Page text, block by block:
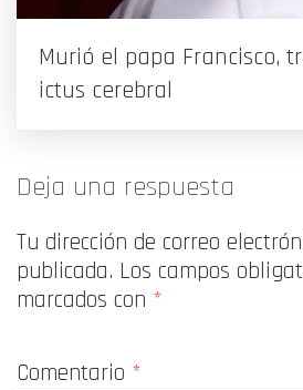
Murió el papa Francisco,
ictus cerebral
Deja una respuesta
Tu dirección de correo
publicada. Los campos
marcados con *
Comentario *